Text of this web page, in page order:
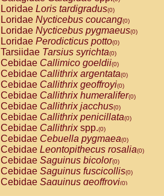
Loridae Loris tardigradus(0)
Loridae Nycticebus coucang(0)
Loridae Nycticebus pygmaeus(0)
Loridae Perodicticus potto(0)
Tarsiidae Tarsius syrichta(0)
Cebidae Callimico goeldii(0)
Cebidae Callithrix argentata(0)
Cebidae Callithrix geoffroyi(0)
Cebidae Callithrix humeralifer(0)
Cebidae Callithrix jacchus(0)
Cebidae Callithrix penicillata(0)
Cebidae Callithrixspp.(0)
Cebidae Cebuella pygmaea(0)
Cebidae Leontopithecus rosalia(0)
Cebidae Saguinus bicolor(0)
Cebidae Saguinus fuscicollis(0)
Cebidae Saguinus geoffroyi(0)